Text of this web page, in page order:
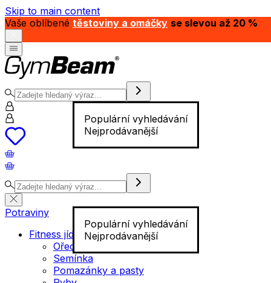
Skip to main content
Vaše oblíbené těstoviny a omáčky se slevou až 20 %
Populární vyhledávání
Nejprodávanější
Populární vyhledávání
Nejprodávanější
Potraviny
Fitness jídlo
Ořechy
Semínka
Pomazánky a pasty